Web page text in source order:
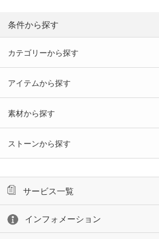
条件から探す
カテゴリーから探す
アイテムから探す
素材から探す
ストーンから探す
サービス一覧
インフォメーション